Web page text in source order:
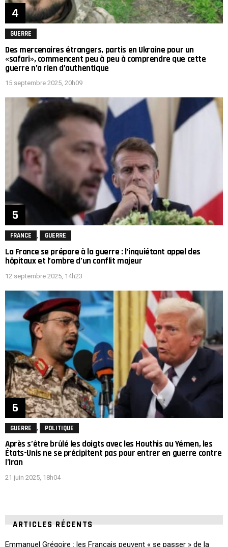
GUERRE
Des mercenaires étrangers, partis en Ukraine pour un
«safari», commencent peu à peu à comprendre que cette
guerre n’a rien d’authentique
15 septembre 2025, 20h09
FRANCE GUERRE
La France se prépare à la guerre : l’inquiétant appel des
hôpitaux et l’ombre d’un conflit majeur
12 septembre 2025, 14h23
GUERRE , POLITIQUE
Après s’être brûlé les doigts avec les Houthis au Yémen, les
États-Unis ne se précipitent pas pour entrer en guerre contre
l’Iran
21 juin 2025, 18h04
ARTICLES RÉCENTS
Emmanuel Grégoire : les Français peuvent « se passer » de la